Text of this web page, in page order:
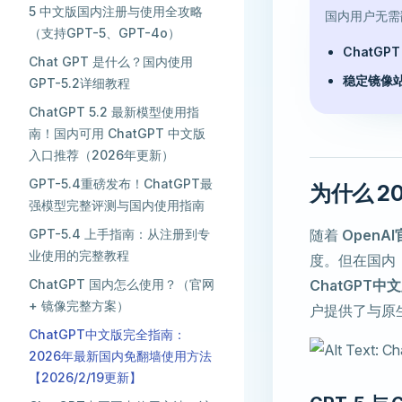
5 中文版国内注册与使用全攻略
（支持GPT-5、GPT-4o）
Chat GPT 是什么？国内使用
GPT-5.2详细教程
ChatGPT 5.2 最新模型使用指
南！国内可用 ChatGPT 中文版
入口推荐（2026年更新）
GPT-5.4重磅发布！ChatGPT最
强模型完整评测与国内使用指南
GPT-5.4 上手指南：从注册到专
业使用的完整教程
ChatGPT 国内怎么使用？（官网
+ 镜像完整方案） ​
ChatGPT中文版完全指南：
2026年最新国内免翻墙使用方法
【2026/2/19更新】
国内用户无
ChatGPT
稳定镜像
为什么
随着 OpenAI
度。但在国
ChatGPT中
户提供了与